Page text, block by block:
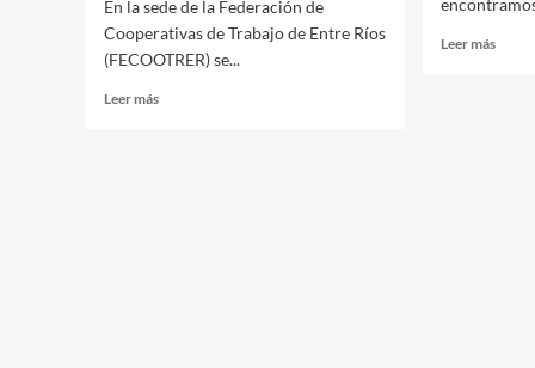
En la sede de la Federación de
Cooperativas de Trabajo de Entre Ríos
(FECOOTRER) se...
Leer másRead
Leer másRead